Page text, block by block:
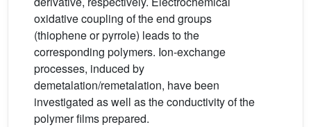
oxidative coupling of the end groups
(thiophene or pyrrole) leads to the
corresponding polymers. Ion-exchange
processes, induced by
demetalation/remetalation, have been
investigated as well as the conductivity of the
polymer films prepared.